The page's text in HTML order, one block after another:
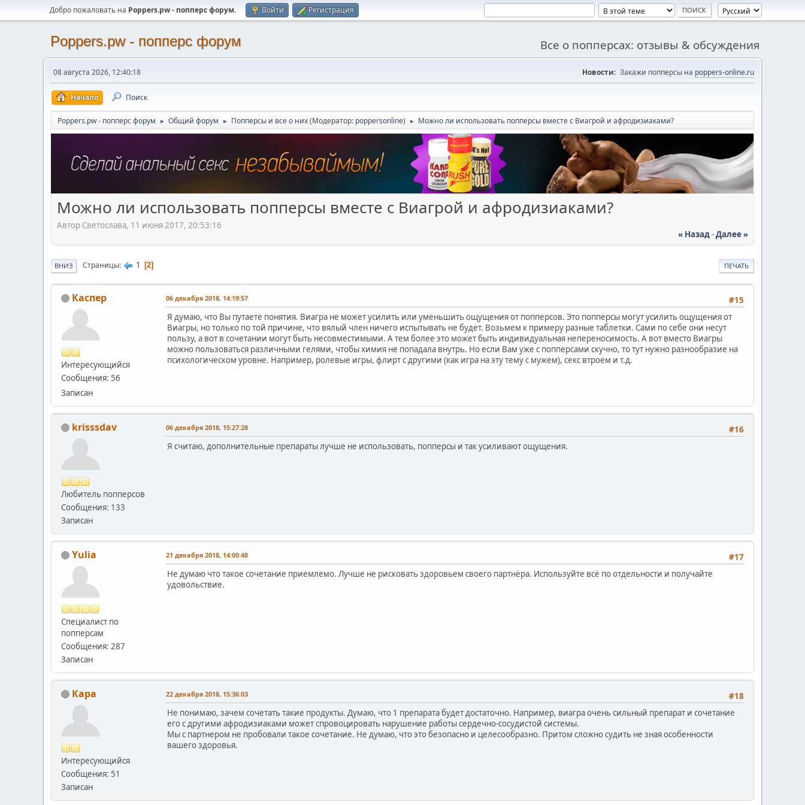
Добро пожаловать на Poppers.pw - попперс форум. Войти Регистрация
Poppers.pw - попперс форум Все о попперсах: отзывы & обсуждения
08 августа 2026, 12:40:18 Новости: Закажи попперсы на poppers-online.ru
Начало Поиск
Poppers.pw - попперс форум ► Общий форум ► Попперсы и все о них(Модератор: poppersonline) ► Можно ли использовать попперсы вместе с Виагрой и афродизиаками?
Можно ли использовать попперсы вместе с Виагрой и афродизиаками?
Автор Светослава, 11 июня 2017, 20:53:16
« Назад-Далее »
ПЕЧАТЬ
ВНИЗ Страницы 1 2
Каспер
Интересующийся
Сообщения: 56
Записан
#15
06 декабря 2018, 14:19:57
Я думаю, что Вы путаете понятия. Виагра не может усилить или уменьшить ощущения от попперсов. Это попперсы могут усилить ощущения от
Виагры, но только по той причине, что вялый член ничего испытывать не будет. Возьмем к примеру разные таблетки. Сами по себе они несут
пользу, а вот в сочетании могут быть несовместимыми. А тем более это может быть индивидуальная непереносимость. А вот вместо Виагры
можно пользоваться различными гелями, чтобы химия не попадала внутрь. Но если Вам уже с попперсами скучно, то тут нужно разнообразие на
психологическом уровне. Например, ролевые игры, флирт с другими (как игра на эту тему с мужем), секс втроем и т.д.
krisssdav
Любитель попперсов
Сообщения: 133
Записан
#16
06 декабря 2018, 15:27:28
Я считаю, дополнительные препараты лучше не использовать, попперсы и так усиливают ощущения.
Yulia
Специалист по
попперсам
Сообщения: 287
Записан
#17
21 декабря 2018, 14:00:48
Не думаю что такое сочетание приемлемо. Лучше не рисковать здоровьем своего партнёра. Используйте всё по отдельности и получайте
удовольствие.
Кара
Интересующийся
Сообщения: 51
Записан
#18
22 декабря 2018, 15:36:03
Не понимаю, зачем сочетать такие продукты. Думаю, что 1 препарата будет достаточно. Например, виагра очень сильный препарат и сочетание
его с другими афродизиаками может спровоцировать нарушение работы сердечно-сосудистой системы.
Мы с партнером не пробовали такое сочетание. Не думаю, что это безопасно и целесообразно. Притом сложно судить не зная особенности
вашего здоровья.